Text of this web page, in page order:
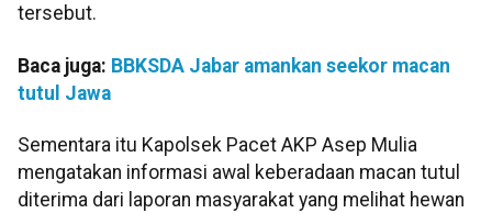
tersebut.
Baca juga: BBKSDA Jabar amankan seekor macan
tutul Jawa
Sementara itu Kapolsek Pacet AKP Asep Mulia
mengatakan informasi awal keberadaan macan tutul
diterima dari laporan masyarakat yang melihat hewan